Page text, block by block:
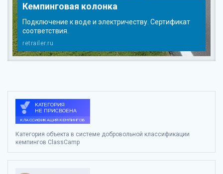
Кемпинговая колонка
Подключение к воде и электричеству. Сертификат
соответствия.
retrailer.ru
Категория объекта в системе добровольной классификации
кемпингов ClassCamp